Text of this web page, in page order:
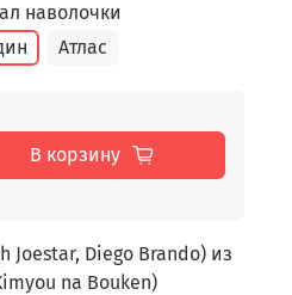
наволочки
Атлас
В корзину
Diego Brando) из
na Bouken)